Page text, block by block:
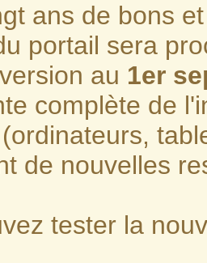
ans de bons
portail sera
au 1er
complète de
de nouvelles
tester la